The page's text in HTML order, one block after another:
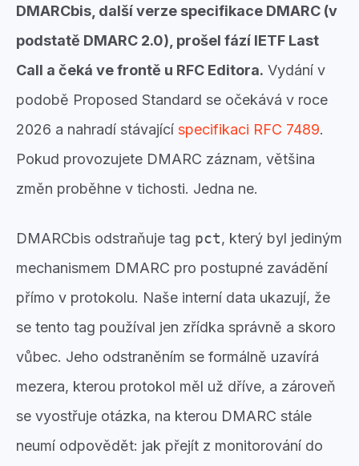
DMARCbis, další verze specifikace DMARC (v
podstatě DMARC 2.0), prošel fází IETF Last
Call a čeká ve frontě u RFC Editora. Vydání v
podobě Proposed Standard se očekává v roce
2026 a nahradí stávající specifikaci RFC 7489.
Pokud provozujete DMARC záznam, většina
změn proběhne v tichosti. Jedna ne.
DMARCbis odstraňuje tag pct, který byl jediným
mechanismem DMARC pro postupné zavádění
přímo v protokolu. Naše interní data ukazují, že
se tento tag používal jen zřídka správně a skoro
vůbec. Jeho odstraněním se formálně uzavírá
mezera, kterou protokol měl už dříve, a zároveň
se vyostřuje otázka, na kterou DMARC stále
neumí odpovědět: jak přejít z monitorování do